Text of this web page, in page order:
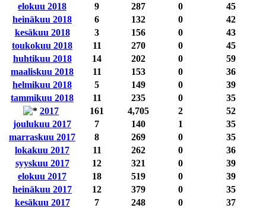
elokuu 2018
9 287 0
45
heinäkuu 2018
6 132 0
42
kesäkuu 2018
3 156 0
43
toukokuu 2018
11 270 0
45
huhtikuu 2018
14 202 0
59
maaliskuu 2018
11 153 0
36
helmikuu 2018
5 149 0
39
tammikuu 2018
11 235 0
35
2017
161 4,705 2
52
joulukuu 2017
7 140 1
35
marraskuu 2017
8 269 0
35
lokakuu 2017
11 262 0
36
syyskuu 2017
12 321 0
39
elokuu 2017
18 519 0
39
heinäkuu 2017
12 379 0
35
kesäkuu 2017
7 248 0
37